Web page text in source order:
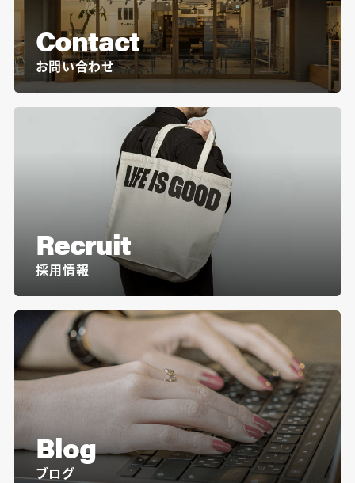
Contact
お問い合わせ
Recruit
採用情報
Blog
ブログ